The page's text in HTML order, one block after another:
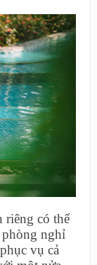
riêng có thể
nghỉ
vụ cả